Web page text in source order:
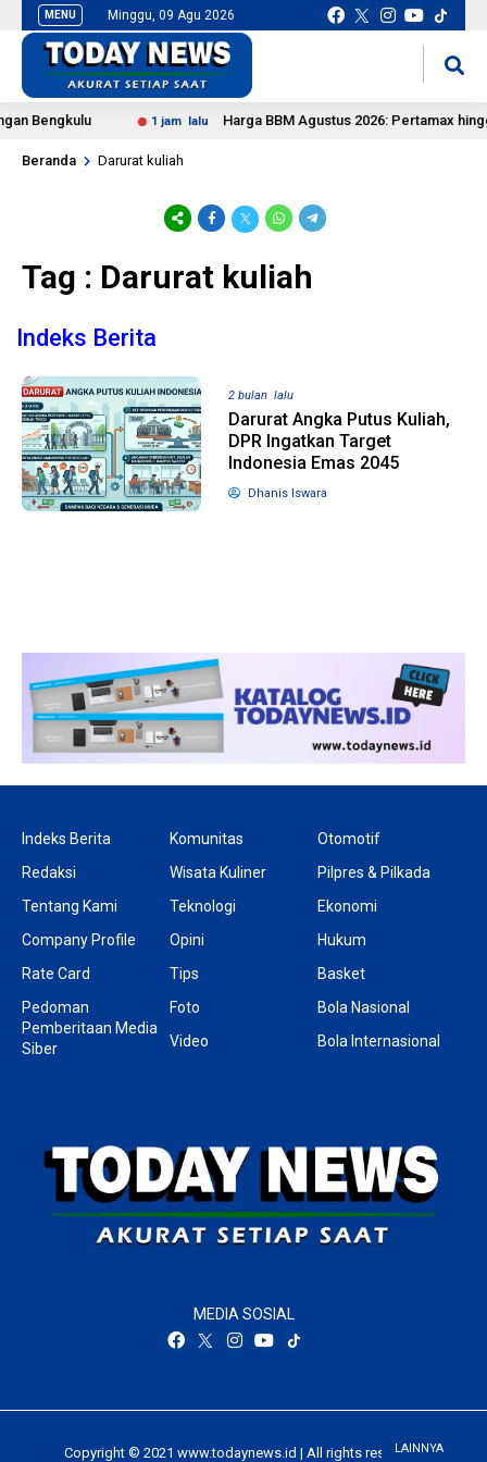
MENU Minggu, 09 Agu 2026
Bengkulu 1 jam lalu Harga BBM Agustus 2026: Pertamax
Beranda Darurat kuliah
Tag : Darurat kuliah
Indeks Berita
2 bulan lalu
Darurat Angka Putus Kuliah,
DPR Ingatkan Target
Indonesia Emas 2045
Dhanis Iswara
LAINNYA
Indeks Berita
Redaksi
Tentang Kami
Company Profile
Rate Card
Pedoman
Pemberitaan Media
Siber
Komunitas
Wisata Kuliner
Teknologi
Opini
Tips
Foto
Video
Otomotif
Pilpres & Pilkada
Ekonomi
Hukum
Basket
Bola Nasional
Bola Internasional
MEDIA SOSIAL
Copyright © 2021 www.todaynews.id | All rights reserved.